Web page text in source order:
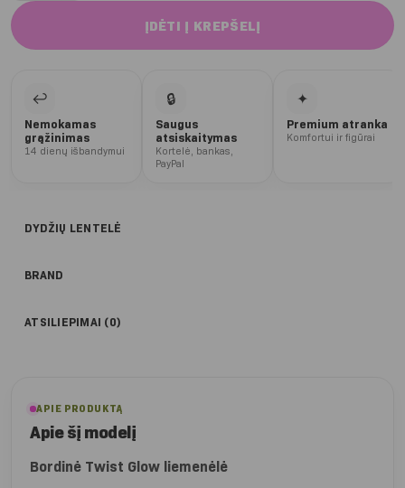
ĮDĖTI Į KREPŠELĮ
↩
Nemokamas
grąžinimas
14 dienų išbandymui
🔒
Saugus
atsiskaitymas
Kortelė, bankas,
PayPal
✦
Premium atranka
Komfortui ir figūrai
DYDŽIŲ LENTELĖ
BRAND
ATSILIEPIMAI (0)
APIE PRODUKTĄ
Apie šį modelį
Bordinė Twist Glow liemenėlė